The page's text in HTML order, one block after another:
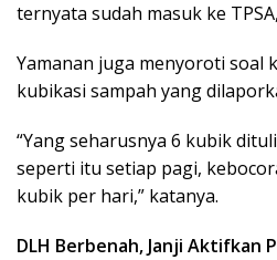
ternyata sudah masuk ke
Yamanan juga menyoroti soal
kubikasi sampah yang
“Yang seharusnya 6 kubik
seperti itu setiap pagi,
kubik per hari,” katanya.
DLH Berbenah, Janji Aktifkan